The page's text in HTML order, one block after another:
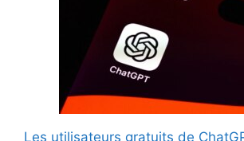
Les utilisateurs gratuits de